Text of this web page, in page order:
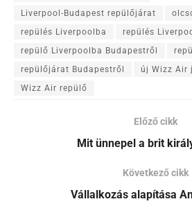
Liverpool-Budapest repülőjárat
repülés Liverpoolba
repülés
repülő Liverpoolba Budapestről
repülőjárat Budapestről
új Wizz Air
Wizz Air repülő
Előző cikk
Mit ünnepel a brit
Következő cikk
Vállalkozás alapítása